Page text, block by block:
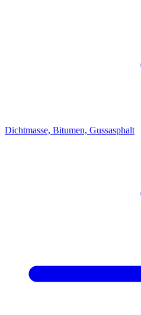
Dichtmasse, Bitumen, Gussasphalt